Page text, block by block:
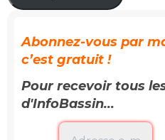
Abonnez-vous par
c’est gratuit !
Pour recevoir tous
d'InfoBassin...